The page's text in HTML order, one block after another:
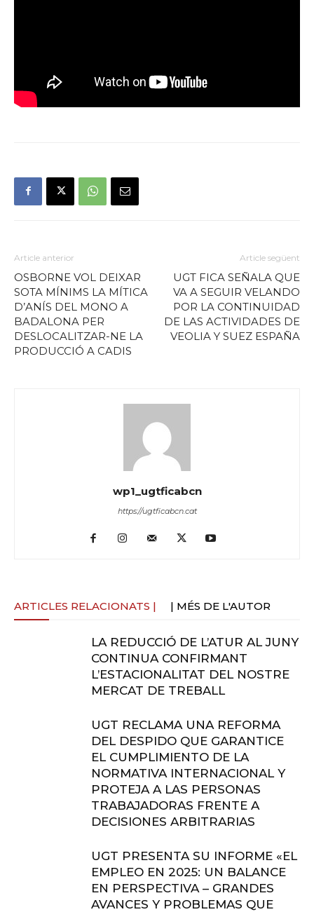
Article anterior
OSBORNE VOL DEIXAR
SOTA MÍNIMS LA MÍTICA
D’ANÍS DEL MONO A
BADALONA PER
DESLOCALITZAR-NE LA
PRODUCCIÓ A CADIS
Article següent
UGT FICA SEÑALA QUE
VA A SEGUIR VELANDO
POR LA CONTINUIDAD
DE LAS ACTIVIDADES DE
VEOLIA Y SUEZ ESPAÑA
wp1_ugtficabcn
https://ugtficabcn.cat
ARTICLES RELACIONATS | | MÉS DE L'AUTOR
LA REDUCCIÓ DE L’ATUR AL JUNY
CONTINUA CONFIRMANT
L’ESTACIONALITAT DEL NOSTRE
MERCAT DE TREBALL
UGT RECLAMA UNA REFORMA
DEL DESPIDO QUE GARANTICE
EL CUMPLIMIENTO DE LA
NORMATIVA INTERNACIONAL Y
PROTEJA A LAS PERSONAS
TRABAJADORAS FRENTE A
DECISIONES ARBITRARIAS
UGT PRESENTA SU INFORME «EL
EMPLEO EN 2025: UN BALANCE
EN PERSPECTIVA – GRANDES
AVANCES Y PROBLEMAS QUE